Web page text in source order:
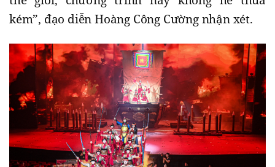
kém”, đạo diễn Hoàng Công Cường nhận xét.